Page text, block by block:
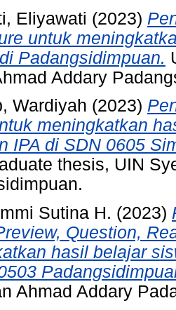
Eliyawati (2023)
untuk
Padangsidimpuan.
Addary
Wardiyah (2023)
meningkatkan
IPA di SDN 0605
thesis, UIN
Sutina H. (2023)
Question,
hasil belajar
Ahmad Addary